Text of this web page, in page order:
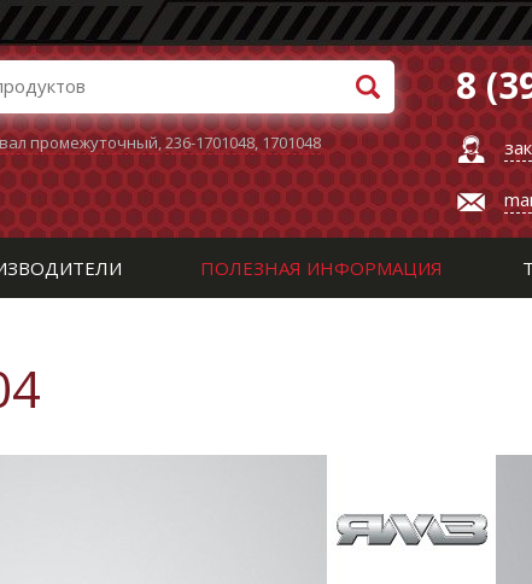
вал промежуточный,236-1701048,1701048
8
ПОЛЕЗНАЯ ИНФОРМАЦИЯ